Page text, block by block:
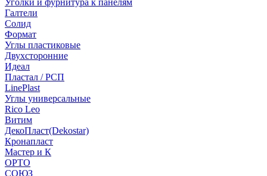
Уголки и фурнитура к панелям
Галтели
Солид
Формат
Углы пластиковые
Двухсторонние
Идеал
Пластал / РСП
LinePlast
Углы универсальные
Rico Leo
Витим
ДекоПласт(Dekostar)
Кронапласт
Мастер и К
ОРТО
СОЮЗ